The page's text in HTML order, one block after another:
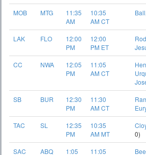
MOB
MTG
11:35
AM
10:35
AM CT
LAK
FLO
12:00
PM
12:00
PM ET
CC
NWA
12:05
PM
11:05
AM CT
SB BUR
12:30
PM
11:30
AM CT
TAC
SL
12:35
PM
10:35
AM MT
0)
SAC
ABQ 1:05 11:05